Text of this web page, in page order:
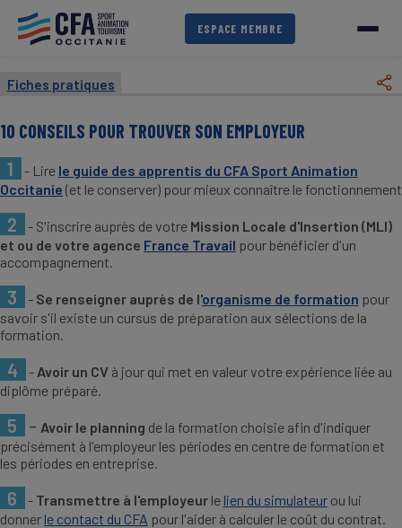
contenu
ESPACE MEMBRE
Fiches pratiques
10 CONSEILS POUR TROUVER SON EMPLOYEUR
1
- Lire le guide des apprentis du CFA Sport Animation
Occitanie (et le conserver) pour mieux connaître le fonctionnement
2 - S'inscrire auprès de votre Mission Locale d'Insertion (MLI)
et ou de votre agence France Travail pour bénéficier d'un
accompagnement.
3 -Se renseigner auprès de l'organisme de formation pour
savoir s'il existe un cursus de préparation aux sélections de la
formation.
4 -Avoir un CV à jour qui met en valeur votre expérience liée au
diplôme préparé.
5 - Avoir le planning de la formation choisie afin d'indiquer
précisément à l'employeur les périodes en centre de formation et
les périodes en entreprise.
6 -Transmettre à l'employeurle lien du simulateurou lui
donner le contact du CFA pour l'aider à calculer le coût du contrat.